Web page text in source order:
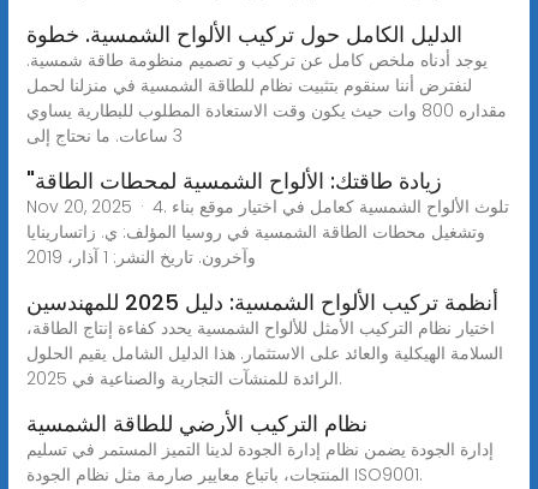
الدليل الكامل حول تركيب الألواح الشمسية. خطوة
يوجد أدناه ملخص كامل عن تركيب و تصميم منظومة طاقة شمسية.
لنفترض أننا سنقوم بتثبيت نظام للطاقة الشمسية في منزلنا لحمل
مقداره 800 وات حيث يكون وقت الاستعادة المطلوب للبطارية يساوي
3 ساعات. ما نحتاج إلى
"زيادة طاقتك: الألواح الشمسية لمحطات الطاقة
Nov 20, 2025 · 4. تلوث الألواح الشمسية كعامل في اختيار موقع بناء
وتشغيل محطات الطاقة الشمسية في روسيا المؤلف: ي. زاتسارينايا
وآخرون. تاريخ النشر: 1 آذار، 2019
أنظمة تركيب الألواح الشمسية: دليل 2025 للمهندسين
اختيار نظام التركيب الأمثل للألواح الشمسية يحدد كفاءة إنتاج الطاقة،
السلامة الهيكلية والعائد على الاستثمار. هذا الدليل الشامل يقيم الحلول
الرائدة للمنشآت التجارية والصناعية في 2025.
نظام التركيب الأرضي للطاقة الشمسية
إدارة الجودة يضمن نظام إدارة الجودة لدينا التميز المستمر في تسليم
المنتجات، باتباع معايير صارمة مثل نظام الجودة ISO9001.